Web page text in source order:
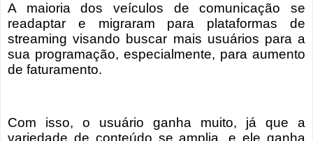
A maioria dos veículos de comunicação se
readaptar e migraram para plataformas de
streaming visando buscar mais usuários para a
sua programação, especialmente, para aumento
de faturamento.
Com isso, o usuário ganha muito, já que a
variedade de conteúdo se amplia, e ele ganha